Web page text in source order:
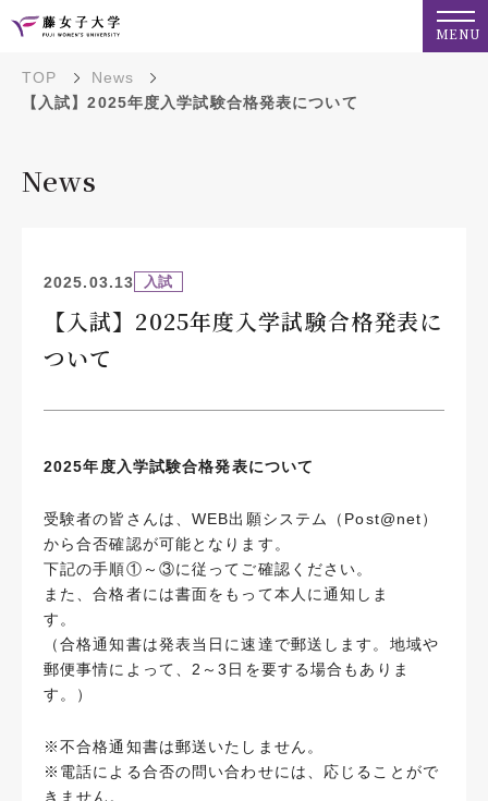
MENU
TOP
News
【入試】2025年度入学試験合格発表について
News
2025.03.13 入試
【入試】2025年度入学試験合格発表に
ついて
2025年度入学試験合格発表について
受験者の皆さんは、WEB出願システム（Post@net）
から合否確認が可能となります。
下記の手順①～③に従ってご確認ください。
また、合格者には書面をもって本人に通知しま
す。
（合格通知書は発表当日に速達で郵送します。地域や
郵便事情によって、2～3日を要する場合もありま
す。）
※不合格通知書は郵送いたしません。
※電話による合否の問い合わせには、応じることがで
きません。